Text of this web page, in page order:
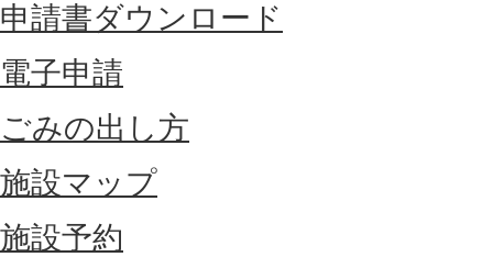
申請書ダウンロード
電子申請
ごみの出し方
施設マップ
施設予約